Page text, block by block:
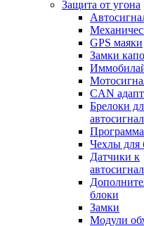
Защита от угона
GPS маяки
Замки
CAN
Брелоки
Чехлы для
Датчики к
блоки
Замки
Модули